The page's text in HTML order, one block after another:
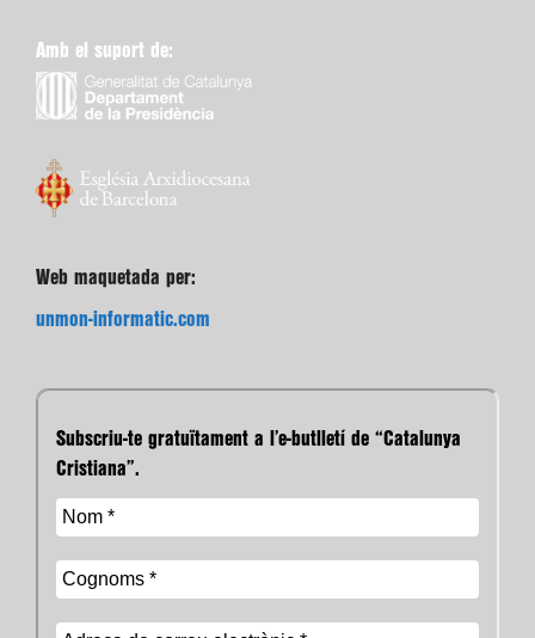
Amb el suport de:
Web maquetada per:
unmon-informatic.com
Subscriu-te gratuïtament a l’e-butlletí de “Catalunya
Cristiana”.